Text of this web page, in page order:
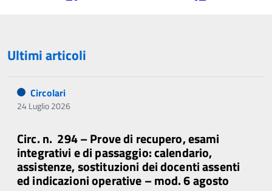
Ultimi articoli
Circolari
24 Luglio 2026
Circ. n. 294 – Prove di recupero, esami
integrativi e di passaggio: calendario,
assistenze, sostituzioni dei docenti assenti
ed indicazioni operative – mod. 6 agosto